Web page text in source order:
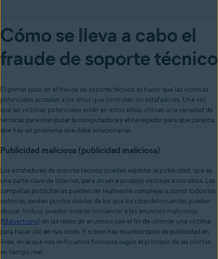
Cómo se lleva a cabo el
fraude de soporte técnico
El primer paso en el fraude de soporte técnico es hacer que las víctimas
potenciales accedan a los sitios que controlan los estafadores. Una vez
que las víctimas potenciales están en estos sitios, utilizan una variedad de
técnicas para manipular la computadora y el navegador para que parezca
que hay un problema que debe solucionarse.
Publicidad maliciosa (publicidad maliciosa)
Los estafadores de soporte técnico pueden explotar la publicidad, que es
una parte clave de Internet, para atraer a posibles víctimas a sus sitios. Las
campañas publicitarias pueden ser realmente complejas y, como todos los
sistemas, existen puntos débiles de los que los ciberdelincuentes pueden
abusar. Incluso pueden colarse convencer a los anuncios maliciosos
(Malvertising) en las redes de anuncios con el fin de obtener una víctima
para hacer clic en sus sitios. Y si bien hay muchos tipos de publicidad en
línea, en la que nos enfocamos funciona según el principio de las ofertas
en tiempo real.